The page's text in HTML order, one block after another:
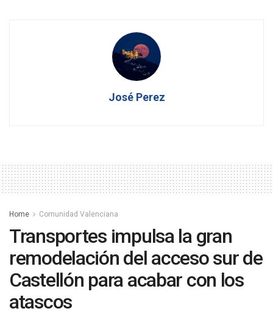
José Perez
Home Comunidad Valenciana
Transportes impulsa la gran
remodelación del acceso sur de
Castellón para acabar con los
atascos